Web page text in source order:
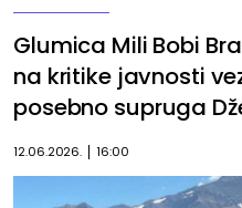
Glumica Mili Bobi
na kritike javnosti
posebno supruga
12.06.2026. 16:00